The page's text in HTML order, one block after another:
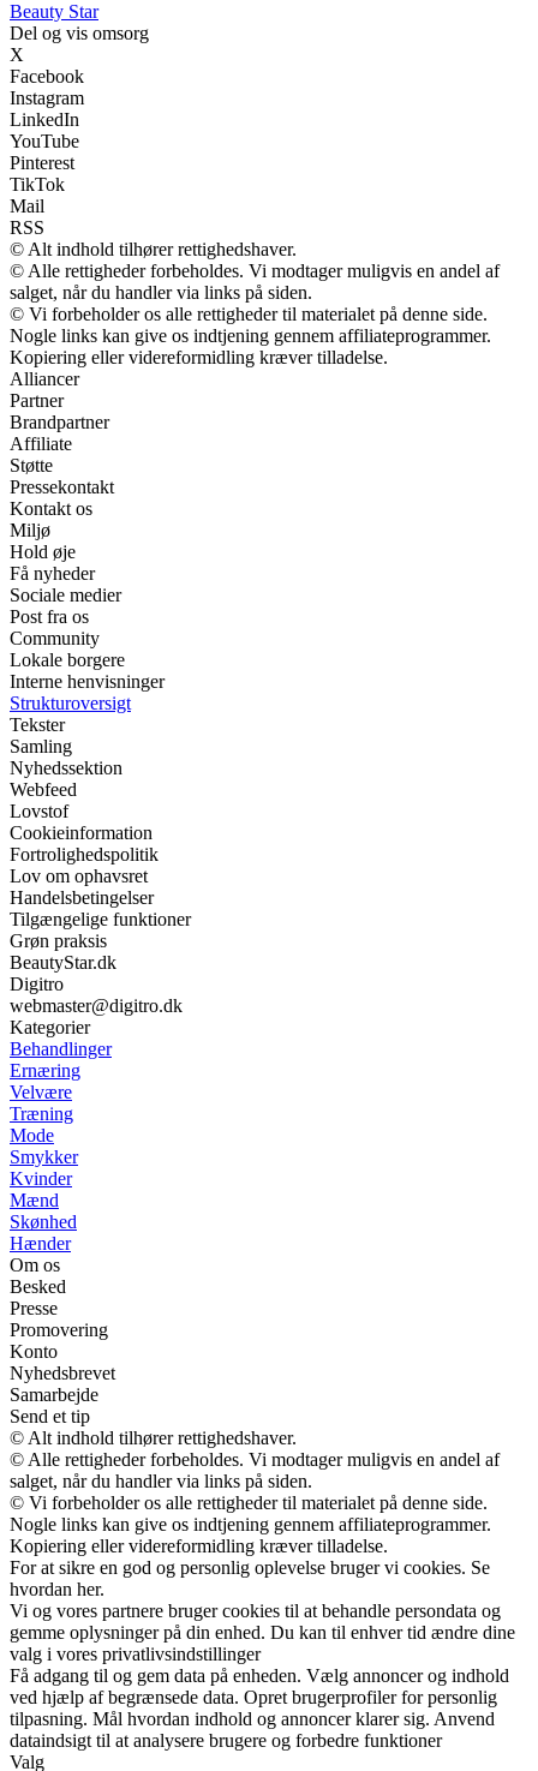
Beauty Star
Del og vis omsorg
X
Facebook
Instagram
LinkedIn
YouTube
Pinterest
TikTok
Mail
RSS
© Alt indhold tilhører rettighedshaver.
© Alle rettigheder forbeholdes. Vi modtager muligvis en andel af
salget, når du handler via links på siden.
© Vi forbeholder os alle rettigheder til materialet på denne side.
Nogle links kan give os indtjening gennem affiliateprogrammer.
Kopiering eller videreformidling kræver tilladelse.
Alliancer
Partner
Brandpartner
Affiliate
Støtte
Pressekontakt
Kontakt os
Miljø
Hold øje
Få nyheder
Sociale medier
Post fra os
Community
Lokale borgere
Interne henvisninger
Strukturoversigt
Tekster
Samling
Nyhedssektion
Webfeed
Lovstof
Cookieinformation
Fortrolighedspolitik
Lov om ophavsret
Handelsbetingelser
Tilgængelige funktioner
Grøn praksis
BeautyStar.dk
Digitro
webmaster@digitro.dk
Kategorier
Behandlinger
Ernæring
Velvære
Træning
Mode
Smykker
Kvinder
Mænd
Skønhed
Hænder
Om os
Besked
Presse
Promovering
Konto
Nyhedsbrevet
Samarbejde
Send et tip
© Alt indhold tilhører rettighedshaver.
© Alle rettigheder forbeholdes. Vi modtager muligvis en andel af
salget, når du handler via links på siden.
© Vi forbeholder os alle rettigheder til materialet på denne side.
Nogle links kan give os indtjening gennem affiliateprogrammer.
Kopiering eller videreformidling kræver tilladelse.
For at sikre en god og personlig oplevelse bruger vi cookies. Se
hvordan her.
Vi og vores partnere bruger cookies til at behandle persondata og
gemme oplysninger på din enhed. Du kan til enhver tid ændre dine
valg i vores privatlivsindstillinger
Få adgang til og gem data på enheden. Vælg annoncer og indhold
ved hjælp af begrænsede data. Opret brugerprofiler for personlig
tilpasning. Mål hvordan indhold og annoncer klarer sig. Anvend
dataindsigt til at analysere brugere og forbedre funktioner
Valg